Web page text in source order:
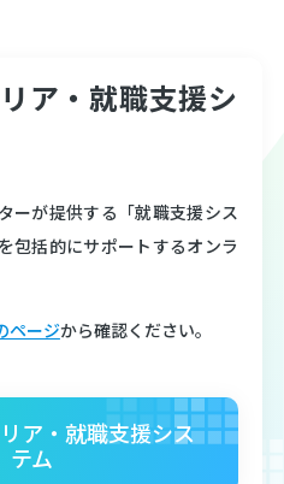
ア・就職支援シ
ーが提供する「就職支援シス
包括的にサポートするオンラ
ページから確認ください。
ア・就職支援シス
テム